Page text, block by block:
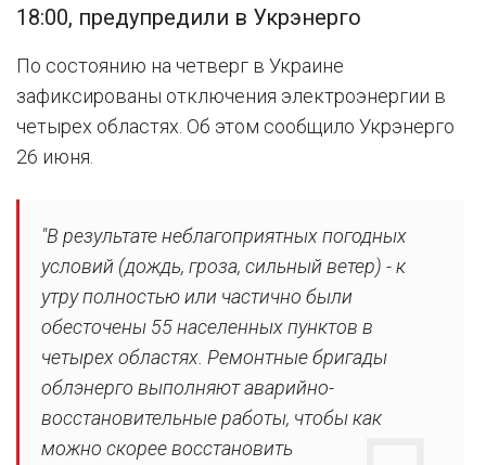
18:00, предупредили в Укрэнерго
По состоянию на четверг в Украине
зафиксированы отключения электроэнергии в
четырех областях. Об этом сообщило Укрэнерго
26 июня.
"В результате неблагоприятных погодных
условий (дождь, гроза, сильный ветер) - к
утру полностью или частично были
обесточены 55 населенных пунктов в
четырех областях. Ремонтные бригады
облэнерго выполняют аварийно-
восстановительные работы, чтобы как
можно скорее восстановить